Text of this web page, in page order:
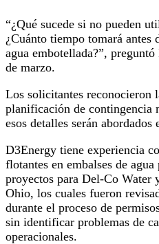
“¿Qué sucede si no pueden
¿Cuánto tiempo tomará antes
agua embotellada?”,
de marzo.
Los solicitantes reconocieron
planificación de contingencia
esos detalles serán abordados
D3Energy tiene experiencia
flotantes en embalses de
proyectos para Del-Co
Ohio, los cuales fueron
durante el proceso de
sin identificar problemas de
operacionales.